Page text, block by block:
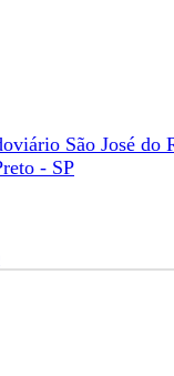
São José do
- SP